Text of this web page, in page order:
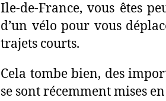
Ile-de-France, vous êtes
d’un vélo pour vous
trajets courts.
Cela tombe bien, des
se sont récemment mises